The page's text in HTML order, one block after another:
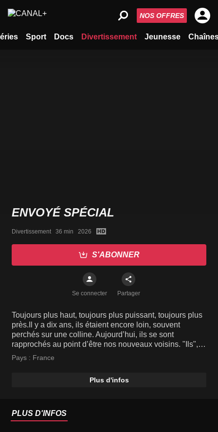
Sport Docs Divertissement Jeunesse
NOS OFFRES
ENVOYÉ SPÉCIAL
Divertissement   36 min   2026
S'ABONNER
Se connecter Partager
Toujours plus haut, toujours plus puissant, toujours plus
près.Il y a dix ans, ils étaient encore loin, souvent
perchés sur une colline. Aujourd’hui, ils se sont
rapprochés au point d’être nos nouveaux voisins. "Ils",
ce sont ces pylônes de plusieurs di...
Pays : France
Plus d'infos
PLUS D'INFOS